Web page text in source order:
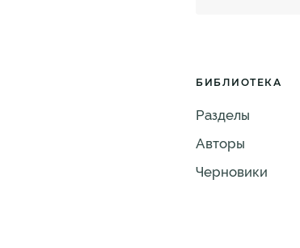
БИБЛИОТЕКА
Разделы
Авторы
Черновики